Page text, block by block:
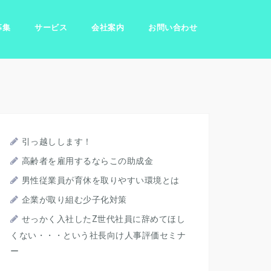
集 サービス 会社案内 お問い合わせ
引っ越しします！
高齢者を雇用するならこの助成金
男性従業員が育休を取りやすい環境とは
企業が取り組む少子化対策
せっかく入社したZ世代社員に辞めてほし
くない・・・という社長向け人事評価セミナ
ー